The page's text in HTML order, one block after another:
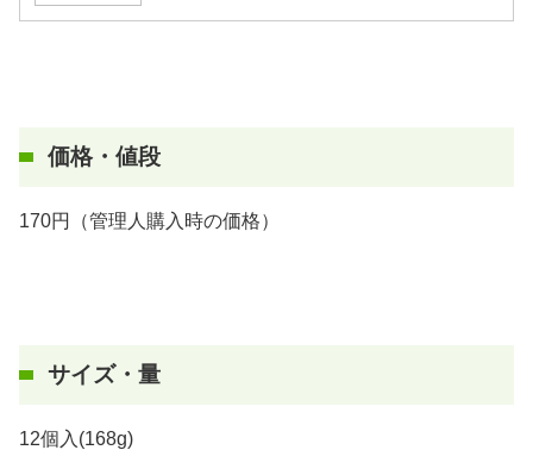
価格・値段
170円（管理人購入時の価格）
サイズ・量
12個入(168g)